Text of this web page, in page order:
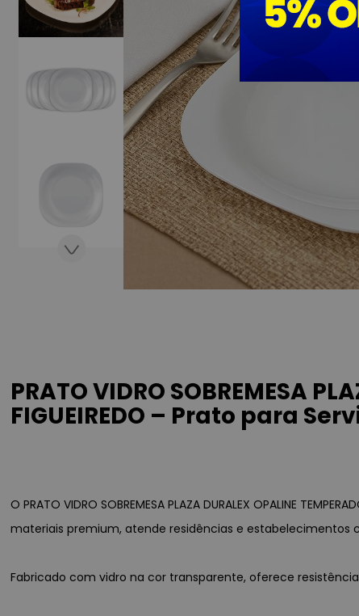
PRATO VIDRO SOBREMESA
FIGUEIREDO – Prato para
O PRATO VIDRO SOBREMESA PLAZA DURALEX OPALINE
materiais premium, atende residências e estabelecimentos
Fabricado com vidro na cor transparente, oferece